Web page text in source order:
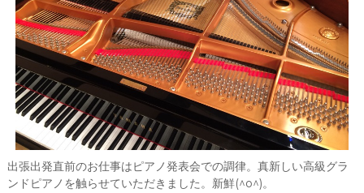
出張出発直前のお仕事はピアノ発表会での調律。真新しい高級グラ
ンドピアノを触らせていただきました。新鮮(^o^)。